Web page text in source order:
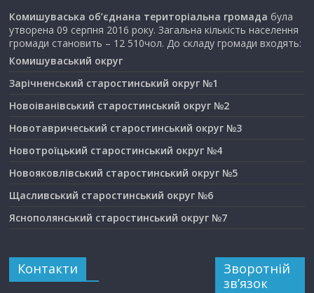
Комишуваська об’єднана територіальна громада була
утворена 09 серпня 2016 року. Загальна кількість населення
громади становить – 12 510чол. До складу громади входять:
Комишуваський округ
Зарічненський старостинський округ №1
Новоіванівський старостинський округ №2
Новотавричеський старостинський округ №3
Новотроїцький старостинський округ №4
Новояковлівський старостинський округ №5
Щасливський старостинський округ №6
Яснополянський старостинський округ №7
Контакти
Зворотній
зв’язок